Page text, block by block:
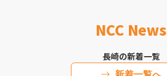
NCC News
長崎の新着一覧